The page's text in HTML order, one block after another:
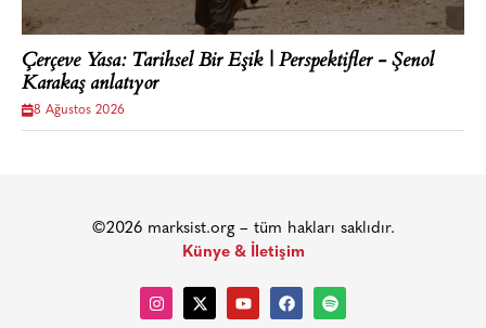
Çerçeve Yasa: Tarihsel Bir Eşik | Perspektifler - Şenol
Karakaş anlatıyor
8 Ağustos 2026
©2026 marksist.org – tüm hakları saklıdır.
Künye & İletişim